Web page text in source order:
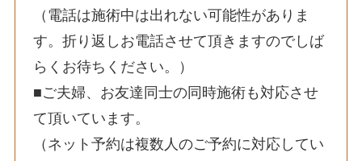
（電話は施術中は出れない可能性がありま
す。折り返しお電話させて頂きますのでしば
らくお待ちください。）
■ご夫婦、お友達同士の同時施術も対応させ
て頂いています。
（ネット予約は複数人のご予約に対応してい